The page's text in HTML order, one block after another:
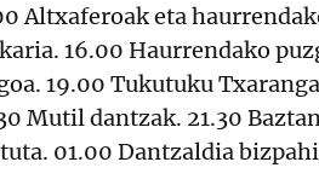
Altxaferoak eta
16.00 Haurrendako
19.00 Tukutuku
Mutil dantzak. 21.30
01.00 Dantzaldia